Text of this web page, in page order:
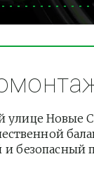
Новые